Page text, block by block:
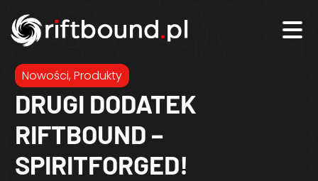
Nowości, Produkty
DRUGI DODATEK
RIFTBOUND –
SPIRITFORGED!